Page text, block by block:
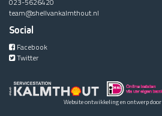
team@shellvankalmthout.nl
Social
Facebook
Twitter
Website ontwikkeling en ontwerp door